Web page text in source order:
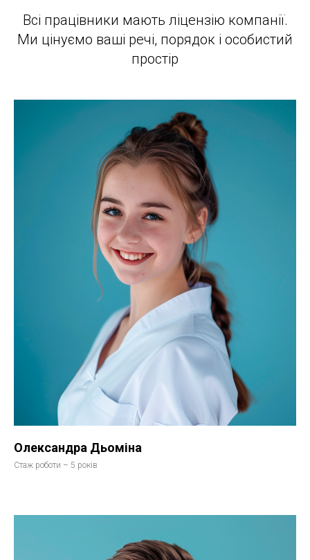
Всі працівники мають ліцензію компанії.
Ми цінуємо ваші речі, порядок і особистий
простір
Олександра Дьоміна
Стаж роботи – 5 років